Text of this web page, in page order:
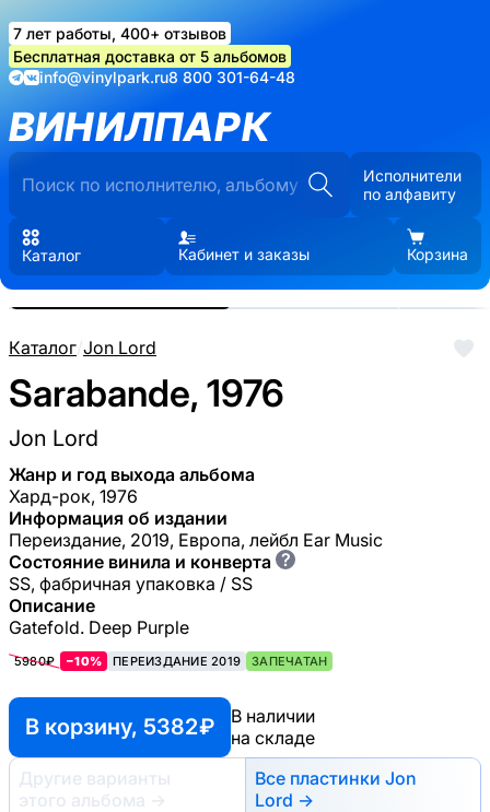
7 лет работы, 400+ отзывов
Бесплатная доставка от 5 альбомов
info@vinylpark.ru8 800 301-64-48
ВИНИЛПАРК
Исполнители
по алфавиту
Каталог Кабинет и заказы Корзина
Каталог/Jon Lord
Sarabande, 1976
Jon Lord
Жанр и год выхода альбома
Хард-рок, 1976
Информация об издании
Переиздание, 2019, Европа, лейбл Ear Music
Состояние винила и конверта ?
SS, фабричная упаковка / SS
Описание
Gatefold. Deep Purple
5980₽ −10% ПЕРЕИЗДАНИЕ 2019 ЗАПЕЧАТАН
В корзину, 5382 ₽
В наличии
на складе
Другие варианты
этого альбома
→
Все пластинки Jon
Lord →
Реальные фото пластинки.
Нажмите, чтобы увеличить